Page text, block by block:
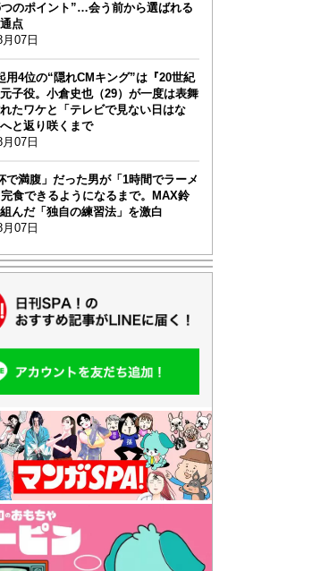
のポイント”…会う前から選ばれる
点
07日
用4位の“隠れCMキング”は『20世紀
子役。小倉史也（29）が一度は表舞
たワケと「テレビで見ない日はな
と返り咲くまで
07日
で満腹」だった男が「1時間でラーメ
食できるようになるまで。MAX鈴
んだ「独自の練習法」を激白
07日